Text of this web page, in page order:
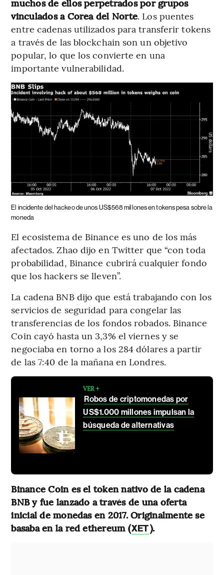
muchos de ellos perpetrados por grupos
vinculados a Corea del Norte. Los puentes
entre cadenas utilizados para transferir tokens
a través de las blockchain son un objetivo
popular, lo que los convierte en una
importante vulnerabilidad.
El incidente del hackeo de unos US$568 millones en tokens pesa sobre la
moneda
El ecosistema de Binance es uno de los más
afectados. Zhao dijo en Twitter que “con toda
probabilidad, Binance cubrirá cualquier fondo
que los hackers se lleven”.
La cadena BNB dijo que está trabajando con los
servicios de seguridad para congelar las
transferencias de los fondos robados. Binance
Coin cayó hasta un 3,3% el viernes y se
negociaba en torno a los 284 dólares a partir
de las 7:40 de la mañana en Londres.
VER +
Robos de criptomonedas por
US$1.000 millones impulsan la
búsqueda de alternativas
Binance Coin es el token nativo de la cadena
BNB y fue lanzado a través de una oferta
inicial de monedas en 2017. Originalmente se
basaba en la red ethereum (XET).